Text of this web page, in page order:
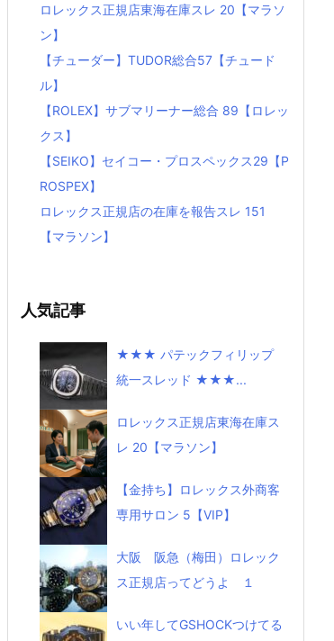
ロレックス正規店東海在庫スレ 20【マラソ
ン】
【チューダー】TUDOR総合57【チュード
ル】
【ROLEX】サブマリーナー総合 89【ロレッ
クス】
【SEIKO】セイコー・プロスペックス29【P
ROSPEX】
ロレックス正規店の在庫を報告スレ 151
【マラソン】
人気記事
★★★ パテックフィリップ
統一スレッド ★★★...
ロレックス正規店東海在庫ス
レ 20【マラソン】
【金持ち】ロレックス外商客
専用サロン 5【VIP】
大阪 阪急（梅田）ロレック
ス正規店ってどうよ １
いい年してGSHOCKつけてる